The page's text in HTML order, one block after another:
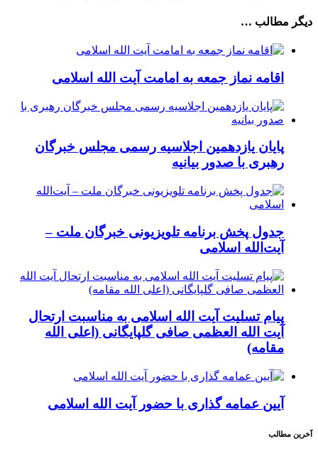
دیگر مطالب …
اقامه نماز جمعه به امامت آیت الله اسلامی
پایان یازدهمین اجلاسیه رسمی مجلس خبرگان
رهبری با صدور بیانیه
جدول پخش برنامه تلویزیونی خبرگان ملت –
آیت‌الله اسلامی
پیام تسلیت آیت الله اسلامی به مناسبت ارتحال
آیت الله العظمی صافی گلپایگانی (اعلی الله
مقامه)
آیین عمامه گذاری با حضور آیت الله اسلامی
آخرین مطالب